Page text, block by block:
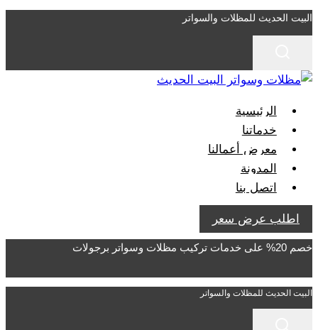
التجاوز
إلى
البيت الحديث للمظلات والسواتر
الرئيسية
خدماتنا
معرض أعمالنا
المدونة
اتصل بنا
اطلب عرض سعر
خصم 20% على خدمات تركيب مظلات وسواتر برجولات
البيت الحديث للمظلات والسواتر